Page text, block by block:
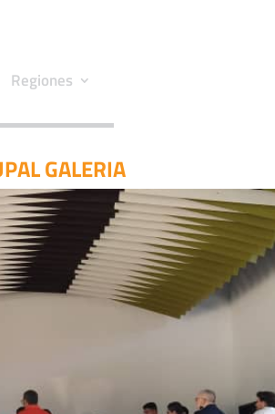
Regiones
GALERIA